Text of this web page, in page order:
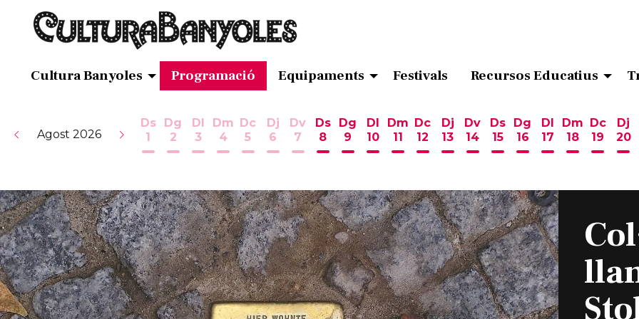
Cultura Banyoles Programació Equipaments Festivals Recursos Educatius
Agost 2026
Ds
1
Dissabte 1 d'agost
Dg
2
Diumenge 2 d'agost
Dl
3
Dilluns 3 d'agost
Dm
4
Dimarts 4 d'agost
Dc
5
Dimecres 5 d'agost
Dj
6
Dijous 6 d'agost
Dv
7
Divendres 7 d'agost
Ds
8
Dissabte 8 d'agost
Dg
9
Diumenge 9 d'agost
Dl
10
Dilluns 10 d'agost
Dm
11
Dimarts 11 d'agost
Dc
12
Dimecres 12 d'agost
Dj
13
Dijous 13 d'agost
Dv
14
Divendres 14 d'agost
Ds
15
Dissabte 15 d'agost
Dg
16
Diumenge 16
Dl
17
Dilluns 17
Dm
18
Dimarts 18
Dc
19
Dj
20